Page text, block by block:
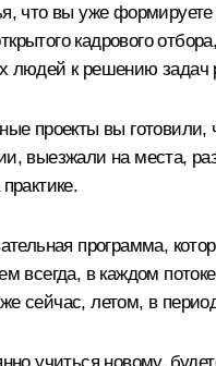
что вы уже
кадрового
к решению задач
проекты вы
выезжали на места,
программа,
всегда, в каждом
сейчас, летом, в
учиться новому,